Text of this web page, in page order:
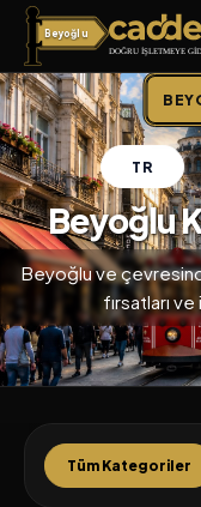
Beyoğlu
Caddesi.com
TR
Beyoğlu
Beyoğlu ve
fırsatları
Tüm Kategoriler